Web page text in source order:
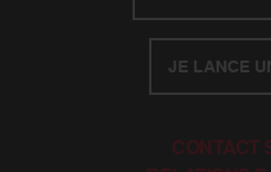
JE LANCE
CONTACT